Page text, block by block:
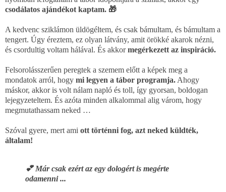
csodálatos ajándékot kaptam. 🎁
A kedvenc sziklámon üldögéltem, és csak bámultam, és bámultam a
tengert. Úgy éreztem, ez olyan látvány, amit örökké akarok nézni,
és csordultig voltam hálával. És akkormegérkezett az inspiráció.
Felsorolásszerűen peregtek a szemem előtt a képek meg a
mondatok arról, hogy mi legyen a tábor programja. Ahogy
máskor, akkor is volt nálam napló és toll, így gyorsan, boldogan
lejegyzeteltem. És azóta minden alkalommal alig várom, hogy
megmutathassam neked …
Szóval gyere, mert ami ott történni fog, azt neked küldték,
általam!
💕 Már csak ezért az egy dologért is megérte
odamenni ...